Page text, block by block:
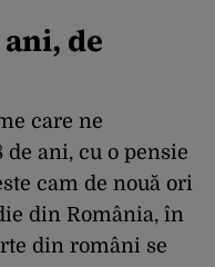
de
care ne
ani, cu o pensie
cam de nouă ori
din România, în
din români se